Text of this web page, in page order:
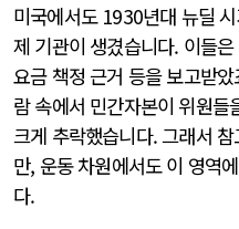
미국에서도 1930년대 뉴딜
제 기관이 생겼습니다. 이들
요금 책정 근거 등을 보고받
람 속에서 민간자본이 위원
크게 추락했습니다. 그래서
만, 운동 차원에서도 이 영역
다.